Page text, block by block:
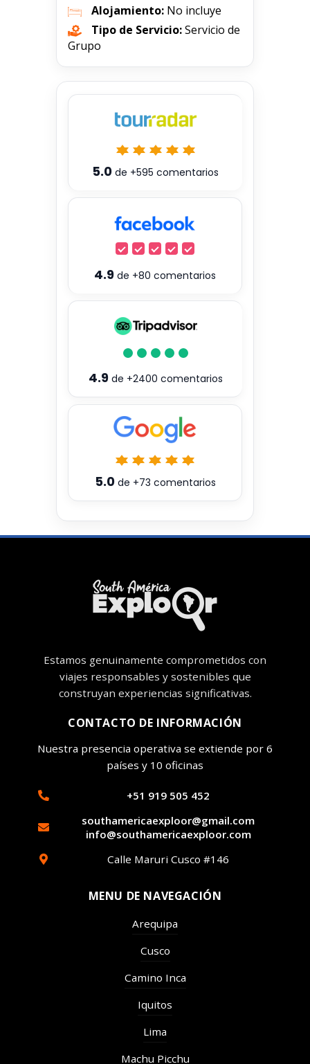
Alojamiento: No incluye
Tipo de Servicio:Servicio de
Grupo
5.0 de +595 comentarios
4.9 de +80 comentarios
4.9de +2400 comentarios
5.0de +73 comentarios
Estamos genuinamente comprometidos con
viajes responsables y sostenibles que
construyan experiencias significativas.
CONTACTO DE INFORMACIÓN
Nuestra presencia operativa se extiende por 6
países y 10 oficinas
+51 919 505 452
southamericaexploor@gmail.com
info@southamericaexploor.com
Calle Maruri Cusco #146
MENU DE NAVEGACIÓN
Arequipa
Cusco
Camino Inca
Iquitos
Lima
Machu Picchu